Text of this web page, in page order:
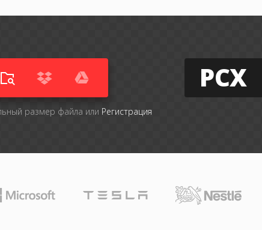
размер файла или Регистрация
PCX